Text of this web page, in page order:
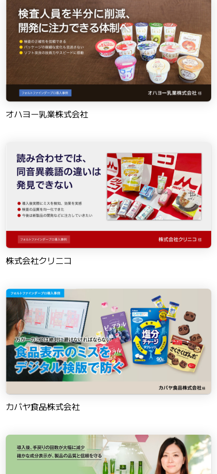
オハヨー乳業株式会社
株式会社クリニコ
カバヤ食品株式会社